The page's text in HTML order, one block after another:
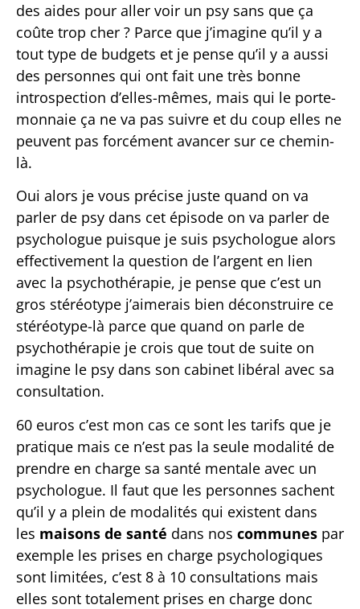
des aides pour aller voir un psy sans que ça
coûte trop cher ? Parce que j’imagine qu’il y a
tout type de budgets et je pense qu’il y a aussi
des personnes qui ont fait une très bonne
introspection d’elles-mêmes, mais qui le porte-
monnaie ça ne va pas suivre et du coup elles ne
peuvent pas forcément avancer sur ce chemin-
là.
Oui alors je vous précise juste quand on va
parler de psy dans cet épisode on va parler de
psychologue puisque je suis psychologue alors
effectivement la question de l’argent en lien
avec la psychothérapie, je pense que c’est un
gros stéréotype j’aimerais bien déconstruire ce
stéréotype-là parce que quand on parle de
psychothérapie je crois que tout de suite on
imagine le psy dans son cabinet libéral avec sa
consultation.
60 euros c’est mon cas ce sont les tarifs que je
pratique mais ce n’est pas la seule modalité de
prendre en charge sa santé mentale avec un
psychologue. Il faut que les personnes sachent
qu’il y a plein de modalités qui existent dans
les maisons de santé dans nos communes par
exemple les prises en charge psychologiques
sont limitées, c’est 8 à 10 consultations mais
elles sont totalement prises en charge donc